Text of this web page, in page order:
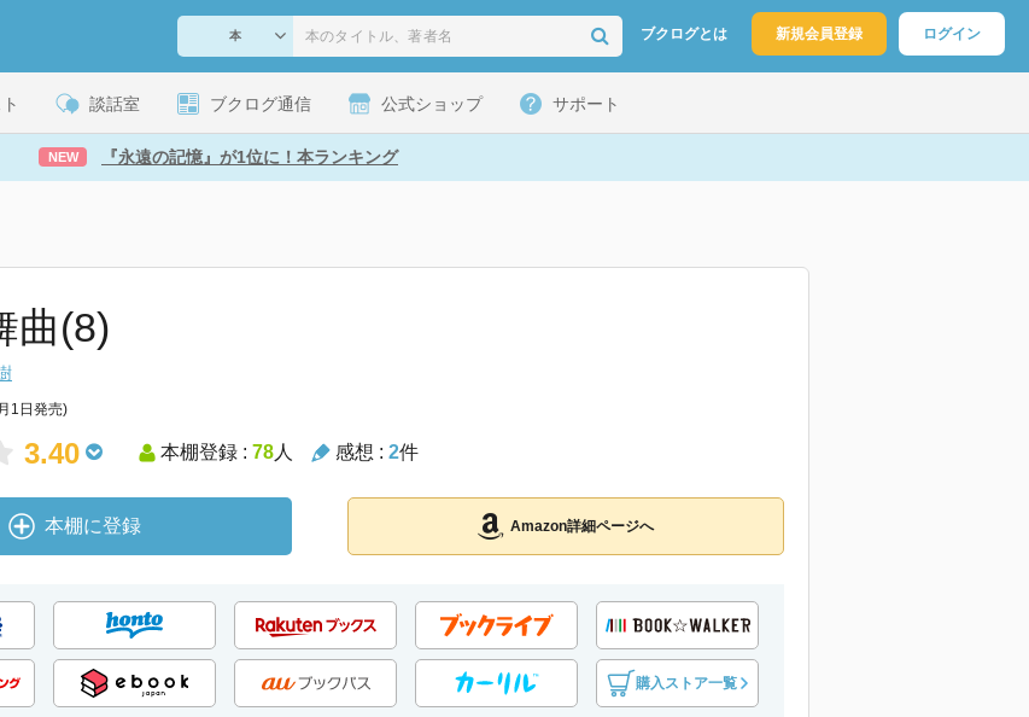
ブクログとは 新規会員登録 ログイン
談話室 ブクログ通信 公式ショップ サポート
NEW 『永遠の記憶』が1位に！本ランキング
曲(8)
1日発売)
3.40 本棚登録 : 78人 感想 : 2件
本棚に登録 Amazon詳細ページへ
購入ストア一覧